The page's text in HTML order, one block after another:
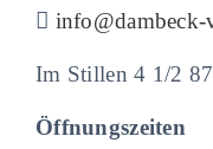
info@dambeck-
Im Stillen 4 1/2
Öffnungszeiten